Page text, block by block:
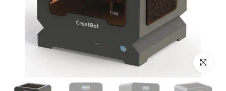
Anklicken